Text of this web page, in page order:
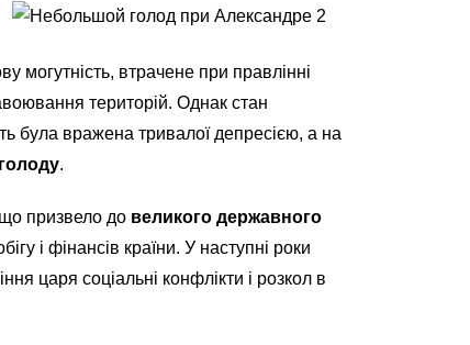
могутність, втрачене при правлінні
територій. Однак стан
була вражена тривалої депресією, а на
.
що призвело до великого державного
і фінансів країни. У наступні роки
царя соціальні конфлікти і розкол в